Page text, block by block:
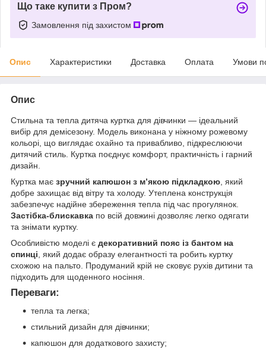
Що таке купити з Пром?
Замовлення під захистом
Опис Характеристики Доставка Оплата Умови
Опис
Стильна та тепла дитяча куртка для дівчинки — ідеальний
вибір для демісезону. Модель виконана у ніжному рожевому
кольорі, що виглядає охайно та привабливо, підкреслюючи
дитячий стиль. Куртка поєднує комфорт, практичність і гарний
дизайн.
Куртка має зручний капюшон з м’якою підкладкою , який
добре захищає від вітру та холоду. Утеплена конструкція
забезпечує надійне збереження тепла під час прогулянок.
Застібка-блискавка по всій довжині дозволяє легко одягати
та знімати куртку.
Особливістю моделі є декоративний пояс із бантом на
спинці , який додає образу елегантності та робить куртку
схожою на пальто. Продуманий крій не сковує рухів дитини та
підходить для щоденного носіння.
Переваги:
тепла та легка;
стильний дизайн для дівчинки;
капюшон для додаткового захисту;